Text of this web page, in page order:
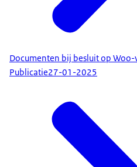
Documenten bij besluit op Woo-
Publicatie27-01-2025